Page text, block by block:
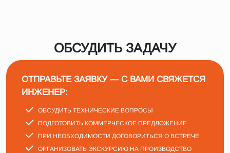
ОБСУДИТЬ ЗАДАЧУ
ОТПРАВЬТЕ ЗАЯВКУ — С ВАМИ СВЯЖЕТСЯ
ИНЖЕНЕР:
ОБСУДИТЬ ТЕХНИЧЕСКИЕ ВОПРОСЫ
ПОДГОТОВИТЬ КОММЕРЧЕСКОЕ ПРЕДЛОЖЕНИЕ
ПРИ НЕОБХОДИМОСТИ ДОГОВОРИТЬСЯ О ВСТРЕЧЕ
ОРГАНИЗОВАТЬ ЭКСКУРСИЮ НА ПРОИЗВОДСТВО